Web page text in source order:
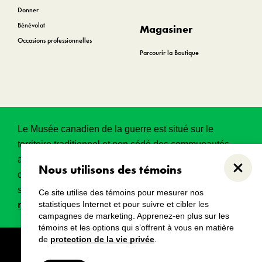
Nous utilisons des témoins
Ce site utilise des témoins pour mesurer nos
statistiques Internet et pour suivre et cibler les
campagnes de marketing. Apprenez-en plus sur les
témoins et les options qui s’offrent à vous en matière
de protection de la vie privée
Donner
Bénévolat
Occasions professionnelles
Magasiner
Parcourir la Boutique
Le Musée canadien de la guerre est situé sur le
territoire traditionnel et non cédé des communautés
algonquines Anishinabeg. Ce territoire a eu et
continue d’avoir une grande importance historique,
spirituelle et sacrée.Lire l’intégralité de la
reconnaissance territoriale.
Droits d’auteur Avertissements